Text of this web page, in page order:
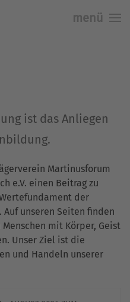
menü
ist das Anliegen
Martinusforum
e.V. einen Beitrag zu
der
unseren Seiten finden
mit Körper, Geist
Unser Ziel ist die
und Handeln unserer